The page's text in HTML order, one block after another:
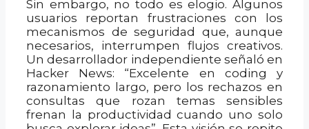
Sin embargo, no todo es elogio. Algunos
usuarios reportan frustraciones con los
mecanismos de seguridad que, aunque
necesarios, interrumpen flujos creativos.
Un desarrollador independiente señaló en
Hacker News: “Excelente en coding y
razonamiento largo, pero los rechazos en
consultas que rozan temas sensibles
frenan la productividad cuando uno solo